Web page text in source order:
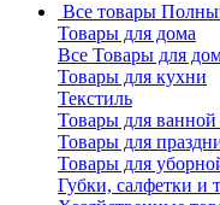
Все товары
Товары для дома
Все Товары для
Товары для кухни
Текстиль
Товары для
Товары для
Товары для
Губки, салфетки и